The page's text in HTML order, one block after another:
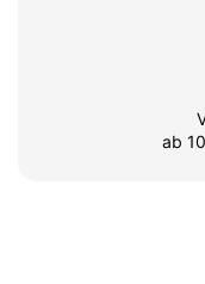
ab